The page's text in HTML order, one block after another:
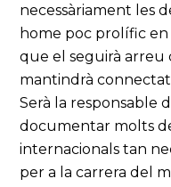
necessàriament les
home poc prolífic en
que el seguirà arreu
mantindrà connectat
Serà la responsable
documentar molts
internacionals tan
per a la carrera del